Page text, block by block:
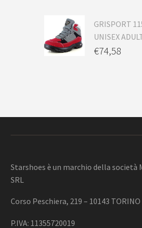
GRISPORT
UNISEX
€74,58
Starshoes è un marchio della società
SRL
Corso Peschiera, 219 – 10143 TORINO
P.IVA: 11355720019